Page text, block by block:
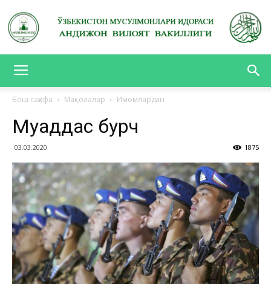
ВИЛОЯТ
ВАКИЛЛИГИ
Бош саҳифа Мақолалар Имомлардан
Муқаддас бурч
03.03.2020 1875